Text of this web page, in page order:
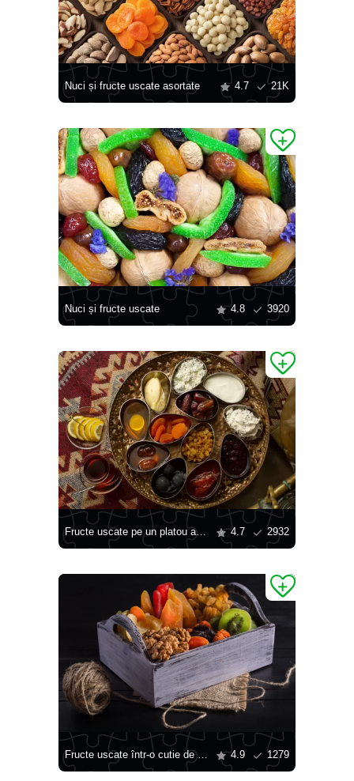
Nuci și fructe uscate asortate 4.7 21K
Nuci și fructe uscate 4.8 3920
Fructe uscate pe un platou auriu 4.7 2932
Fructe uscate într-o cutie de lemn 4.9 1279